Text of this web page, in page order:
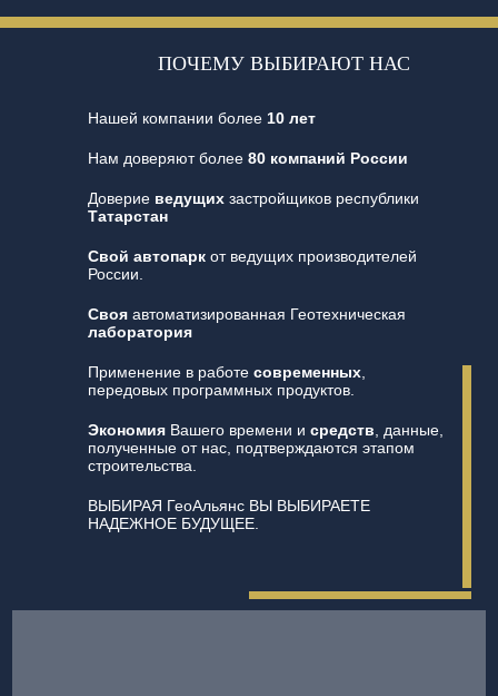
ПОЧЕМУ ВЫБИРАЮТ НАС
Нашей компании более 10 лет
Нам доверяют более 80 компаний России
Доверие ведущихзастройщиков республики
Татарстан
Свой автопаркот ведущих производителей
России.
Свояавтоматизированная Геотехническая
лаборатория
Применение в работе современных,
передовых программных продуктов.
ЭкономияВашего времени и средств, данные,
полученные от нас, подтверждаются этапом
строительства.
ВЫБИРАЯ ГеоАльянс ВЫ ВЫБИРАЕТЕ
НАДЕЖНОЕ БУДУЩЕЕ.